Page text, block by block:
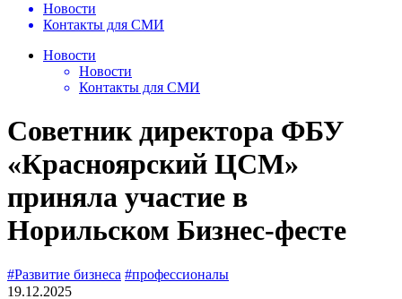
Новости
Контакты для СМИ
Новости
Новости
Контакты для СМИ
Советник директора ФБУ
«Красноярский ЦСМ»
приняла участие в
Норильском Бизнес-фесте
#Развитие бизнеса #профессионалы
19.12.2025